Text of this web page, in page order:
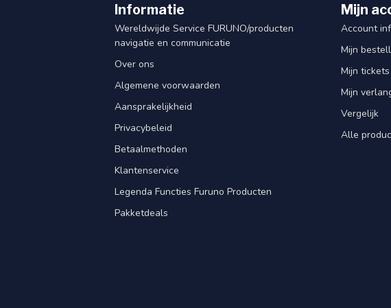
Informatie
Wereldwijde Service FURUNO/producten
navigatie en communicatie
Over ons
Algemene voorwaarden
Aansprakelijkheid
Privacybeleid
Betaalmethoden
Klantenservice
Legenda Functies Furuno Producten
Pakketdeals
Mijn
Account
Mijn
Mijn tickets
Mijn
Vergelijk
Alle